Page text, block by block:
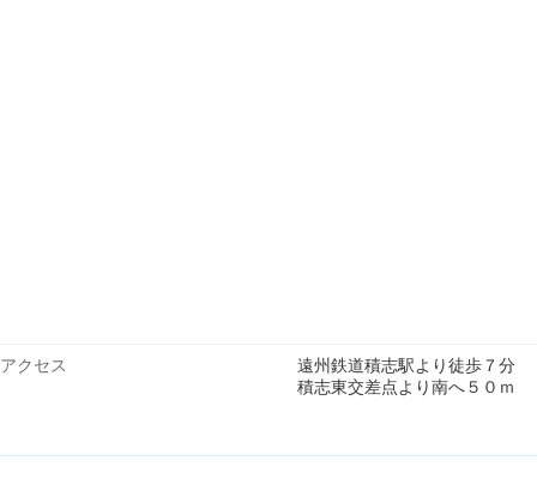
アクセス
遠州鉄道積志駅より徒歩７分
積志東交差点より南へ５０ｍ